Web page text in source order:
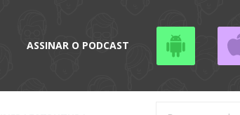
ASSINAR O PODCAST